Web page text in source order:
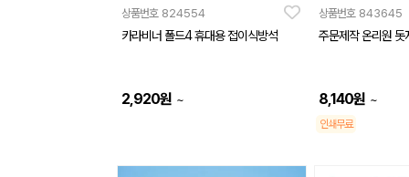
상품번호 824554
카라비너 폴드4 휴대용 접이식방석
2,920원 ~
상품번호 843645
주문제작 온리원 돗
8,140원 ~
인쇄무료